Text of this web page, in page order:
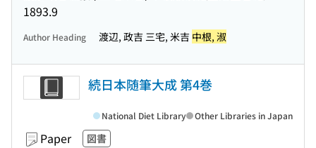
1893.9
Author Heading 渡辺, 政吉 三宅, 米吉 中根, 淑
続日本随筆大成 第4巻
Paper 図書
National Diet Library Other Libraries in Japan